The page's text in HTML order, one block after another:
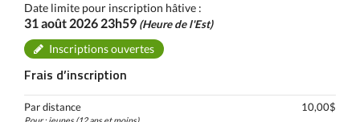
Date limite pour inscription hâtive :
31 août 2026 23h59 (Heure de l'Est)
Inscriptions ouvertes
Frais d’inscription
Par distance 10,00$